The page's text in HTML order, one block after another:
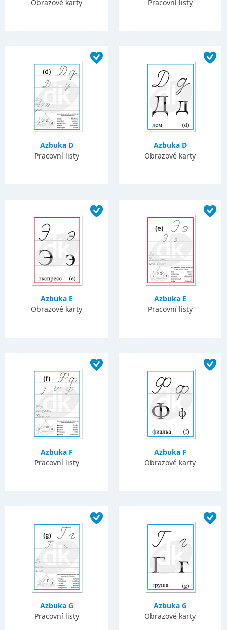
Obrazové karty Pracovní listy
Azbuka D
Pracovní listy
Azbuka D
Obrazové karty
Azbuka E
Obrazové karty
Azbuka E
Pracovní listy
Azbuka F
Pracovní listy
Azbuka F
Obrazové karty
Azbuka G
Pracovní listy
Azbuka G
Obrazové karty